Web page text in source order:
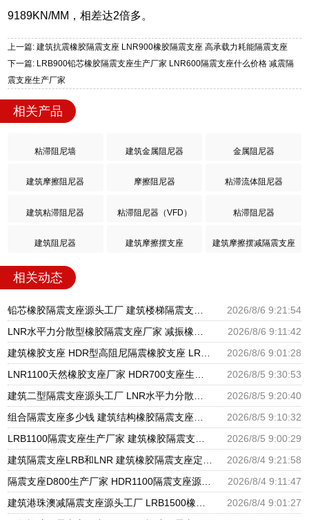
9189KN/MM，相差达2倍多。
上一篇: 建筑抗震橡胶隔震支座 LNR900橡胶隔震支座 高承载力耗能隔震支座
下一篇: LRB900铅芯橡胶隔震支座生产厂家 LNR600隔震支座什么价格 减震隔
震支座生产厂家
相关产品
粘滞阻尼墙 建筑金属阻尼器 金属阻尼器
建筑摩擦阻尼器 摩擦阻尼器 粘滞流体阻尼器
建筑粘滞阻尼器 粘滞阻尼器（VFD） 粘滞阻尼器
建筑阻尼器 建筑摩擦摆支座 建筑摩擦摆减隔震支座
相关动态
铅芯橡胶隔震支座源头工厂 建筑楼梯隔震支座生产厂家 高楼隔震支座
2026/8/6 9:21:54
LNR水平力分散型橡胶隔震支座厂家 减振橡胶隔震支座 LRB铅芯支座什么价格
2026/8/6 9:11:42
建筑橡胶支座 HDR型高阻尼隔震橡胶支座 LRB1200支座
2026/8/6 9:01:28
LNR1100天然橡胶支座厂家 HDR700支座生产厂家 建筑分散力型隔震支座源头工厂
2026/8/5 9:30:53
建筑二型隔震支座源头工厂 LNR水平力分散力型橡胶隔震支座 摩擦摆球型减隔震支座源头工厂
2026/8/5 9:20:40
组合隔震支座多少钱 建筑结构橡胶隔震支座源头工厂 LNR系列隔震支座厂家
2026/8/5 9:10:32
LRB1100隔震支座生产厂家 建筑橡胶隔震支座LNR700生产厂家 隔震橡胶支座的价格
2026/8/5 9:00:29
建筑隔震支座LRB和LNR 建筑橡胶隔震支座定做厂家 LNR1200橡胶隔震支座什么价格
2026/8/4 9:21:58
隔震支座D800生产厂家 HDR1100隔震支座源头工厂 阻尼隔震橡胶支座厂家电话
2026/8/4 9:11:47
建筑港珠澳减隔震支座源头工厂 LRB1500橡胶隔震支座 铅芯隔震支座生产厂家
2026/8/4 9:01:27